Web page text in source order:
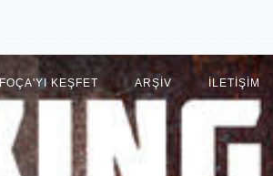
FOÇA'YI KEŞFET ARŞİV İLETIŞIM